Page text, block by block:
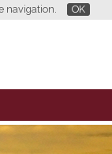
navigation. OK